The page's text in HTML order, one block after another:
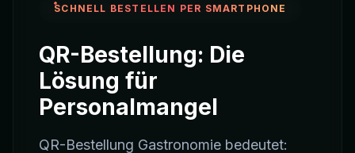
SCHNELL BESTELLEN PER SMARTPHONE
QR-Bestellung: Die
Lösung für
Personalmangel
QR-Bestellung Gastronomie bedeutet: